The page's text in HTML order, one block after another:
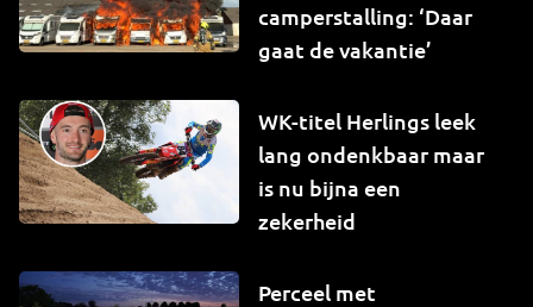
camperstalling: ‘Daar
gaat de vakantie’
WK-titel Herlings leek
lang ondenkbaar maar
is nu bijna een
zekerheid
Perceel met